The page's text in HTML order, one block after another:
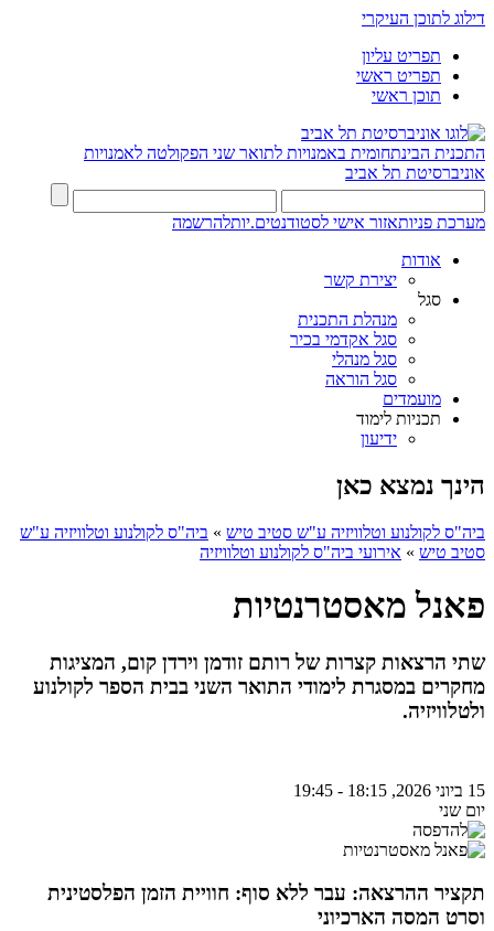
דילוג לתוכן העיקרי
תפריט עליון
תפריט ראשי
תוכן ראשי
התכנית הבינתחומית באמנויות לתואר שני הפקולטה לאמנויות
אוניברסיטת תל אביב
מערכת פניותאזור אישי לסטודנטים.יותלהרשמה
אודות
יצירת קשר
סגל
מנהלת התכנית
סגל אקדמי בכיר
סגל מנהלי
סגל הוראה
מועמדים
תכניות לימוד
ידיעון
הינך נמצא כאן
ביה"ס לקולנוע וטלוויזיה ע"ש סטיב טיש » ביה"ס לקולנוע וטלוויזיה ע"ש
סטיב טיש » אירועי ביה"ס לקולנוע וטלוויזיה
פאנל מאסטרנטיות
שתי הרצאות קצרות של רותם זודמן וירדן קום, המציגות
מחקרים במסגרת לימודי התואר השני בבית הספר לקולנוע
ולטלוויזיה.
15 ביוני 2026, 18:15 - 19:45
יום שני
תקציר ההרצאה: עבר ללא סוף: חוויית הזמן הפלסטינית
וסרט המסה הארכיוני